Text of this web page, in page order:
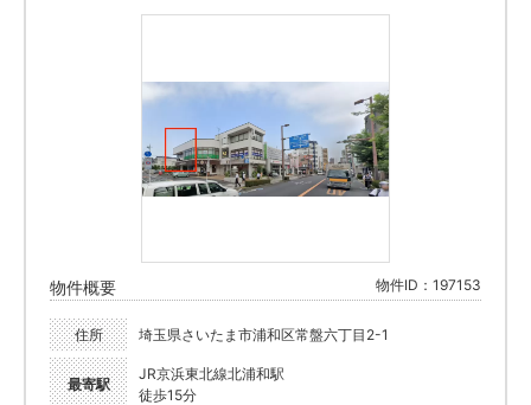
物件概要 物件ID：197153
住所 埼玉県さいたま市浦和区常盤六丁目2-1
最寄駅
JR京浜東北線北浦和駅
徒歩15分